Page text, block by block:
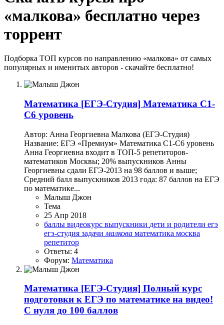
«малкова» бесплатно через
торрент
Подборка ТОП курсов по направлению «малкова» от самых
популярных и именитых авторов - скачайте бесплатно!
Математика [ЕГЭ-Студия] Математика С1-
С6 уровень
Автор: Анна Георгиевна Малкова (ЕГЭ-Студия)
Название: ЕГЭ «Премиум» Математика С1-С6 уровень
Анна Георгиевна входит в ТОП-5 репетиторов-
математиков Москвы; 20% выпускников Анны
Георгиевны сдали ЕГЭ-2013 на 98 баллов и выше;
Средний балл выпускников 2013 года: 87 баллов на ЕГЭ
по математике...
Малыш Джон
Тема
25 Апр 2018
баллы видеокурс выпускники дети и родители егэ
егэ-студия задачи малкова математика москва
репетитор
Ответы: 4
Форум: Математика
Математика [ЕГЭ-Студия] Полный курс
подготовки к ЕГЭ по математике на видео!
С нуля до 100 баллов